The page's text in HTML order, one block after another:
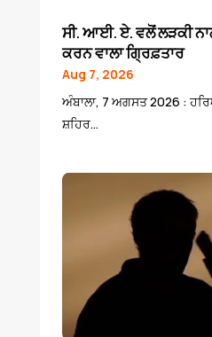
ਸੀ. ਆਈ. ਏ. ਵਲੋਂ ਲੜਕੀ
ਕਰਨ ਵਾਲਾ ਗ੍ਰਿਫ਼ਤਾਰ
Aug 7, 2026
ਅੰਬਾਲਾ, 7 ਅਗਸਤ 2026 :
ਸ਼ਹਿਰ...